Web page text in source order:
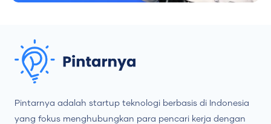
Pintarnya adalah startup teknologi berbasis di Indonesia
yang fokus menghubungkan para pencari kerja dengan